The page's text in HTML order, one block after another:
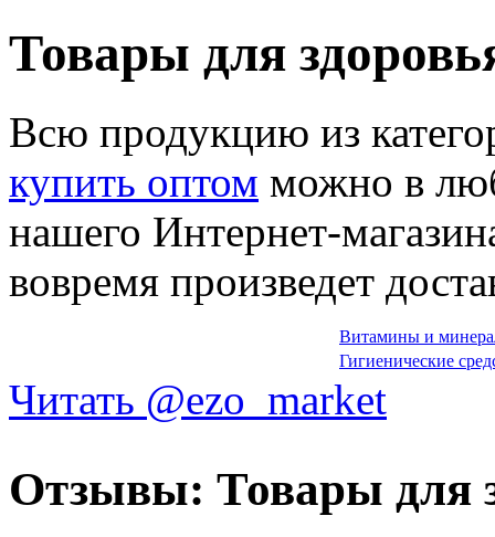
Товары для
Всю продукцию из
купить оптом можно в
нашего Интернет-
вовремя произведет
Витамины и
Гигиенические
Читать @ezo_market
Отзывы: Товары для